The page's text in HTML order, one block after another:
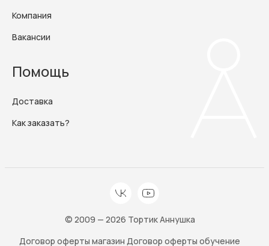
Компания
Вакансии
Помощь
Доставка
Как заказать?
© 2009 — 2026 Тортик Аннушка
Договор оферты магазин Договор оферты обучение